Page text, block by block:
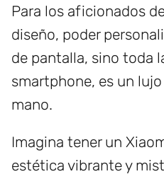
Para los aficionados
diseño, poder
de pantalla, sino toda
smartphone, es un
mano.
Imagina tener un
estética vibrante y